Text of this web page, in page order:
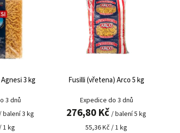
3 kg
3 dnů
balení 3 kg
1 kg
Fusilli (vřetena) Arco 5 kg
Expedice do 3 dnů
276,80 Kč / balení 5 kg
55,36 Kč / 1 kg